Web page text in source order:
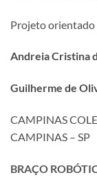
Projeto orientado
Andreia Cristina
Guilherme de
CAMPINAS
CAMPINAS – SP
BRAÇO